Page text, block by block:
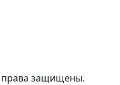
права защищены.